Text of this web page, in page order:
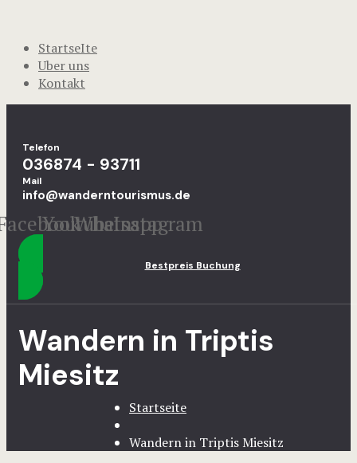
StartseIte
Uber uns
Kontakt
Telefon
036874 - 93711
Mail
info@wanderntourismus.de
Youtube
Whatsapp
Instagram
Bestpreis Buchung
Wandern in Triptis
Miesitz
Startseite
Wandern in Triptis Miesitz